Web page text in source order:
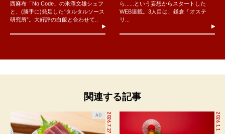
西麻布「No Code」の米澤文雄シェフ
と、(勝手に)発足した“タルタルソース
研究所”。大好評の白飯と合わせて..
ら......という妄想からスタートした
WEB連載。3人目は、鎌倉「オステ
リ...
関連する記事
2026.7.27
AD 2026.1.1